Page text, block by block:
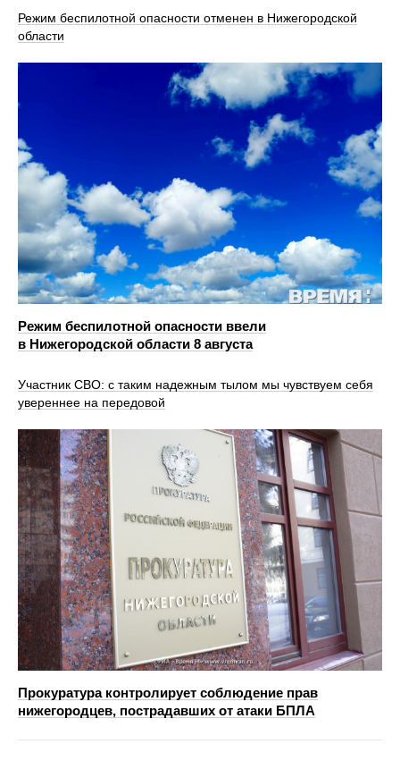
Режим беспилотной опасности отменен в Нижегородской
области
Режим беспилотной опасности ввели
в Нижегородской области 8 августа
Участник СВО: с таким надежным тылом мы чувствуем себя
увереннее на передовой
Прокуратура контролирует соблюдение прав
нижегородцев, пострадавших от атаки БПЛА